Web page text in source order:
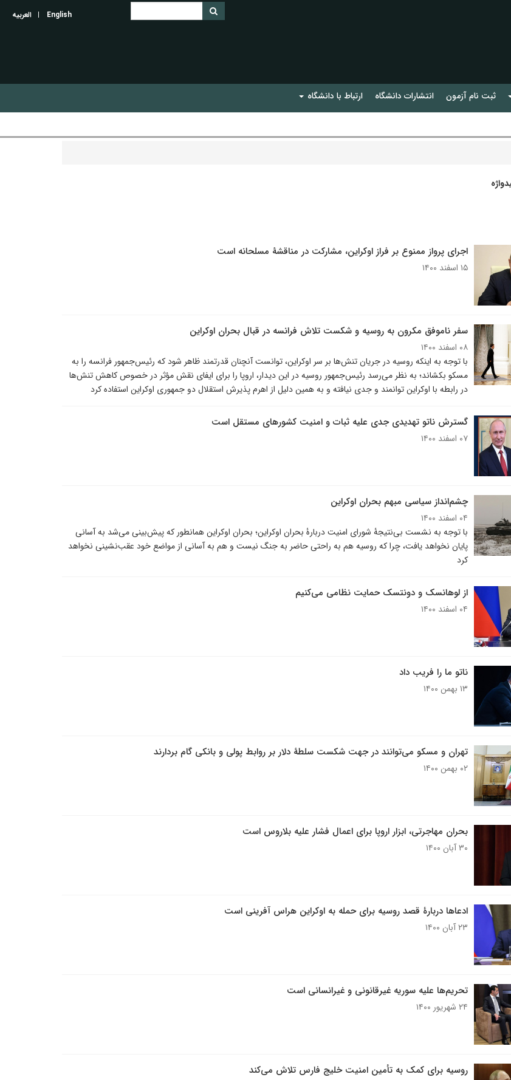
English العربیه
ثبت نام آزمون انتشارات دانشگاه ارتباط با دانشگاه
اجرای پرواز ممنوع بر فراز اوکراین، مشارکت در مناقشۀ مسلحانه است
۱۵ اسفند ۱۴۰۰
سفر ناموفق مکرون به روسیه و شکست تلاش فرانسه در قبال بحران اوکراین
۰۸ اسفند ۱۴۰۰
با توجه به اینکه روسیه در جریان تنش‌ها بر سر اوکراین، توانست آنچنان قدرتمند ظاهر شود که رئیس‌جمهور فرانسه را به
مسکو بکشاند؛ به نظر می‌رسد رئیس‌جمهور روسیه در این دیدار، اروپا را برای ایفای نقش مؤثر در خصوص کاهش تنش‌ها
در رابطه با اوکراین توانمند و جدی نیافته و به همین دلیل از اهرم پذیرش استقلال دو جمهوری اوکراین استفاده کرد
گسترش ناتو تهدیدی جدی علیه ثبات و امنیت کشورهای مستقل است
۰۷ اسفند ۱۴۰۰
چشم‌انداز سیاسی مبهم بحران اوکراین
۰۴ اسفند ۱۴۰۰
با توجه به نشست بی‌نتیجۀ شورای امنیت دربارۀ بحران اوکراین؛ بحران اوکراین همانطور که پیش‌بینی می‌شد به آسانی
پایان نخواهد یافت، چرا که روسیه هم به راحتی حاضر به جنگ نیست و هم به آسانی از مواضع خود عقب‌نشینی نخواهد
کرد
از لوهانسک و دونتسک حمایت نظامی می‌کنیم
۰۴ اسفند ۱۴۰۰
ناتو ما را فریب داد
۱۳ بهمن ۱۴۰۰
تهران و مسکو می‌توانند در جهت شکست سلطۀ دلار بر روابط پولی و بانکی گام بردارند
۰۲ بهمن ۱۴۰۰
بحران مهاجرتی، ابزار اروپا برای اعمال فشار علیه بلاروس است
۳۰ آبان ۱۴۰۰
ادعاها دربارۀ قصد روسیه برای حمله به اوکراین هراس آفرینی است
۲۳ آبان ۱۴۰۰
تحریم‌ها علیه سوریه غیرقانونی و غیرانسانی است
۲۴ شهریور ۱۴۰۰
روسیه برای کمک به تأمین امنیت خلیج فارس تلاش می‌کند